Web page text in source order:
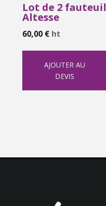
Lot de 2 fauteuil
Altesse
60,00 € ht
AJOUTER AU
DEVIS